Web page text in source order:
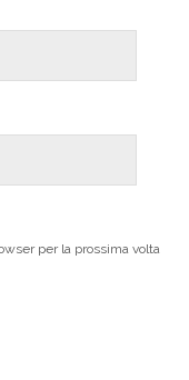
per la prossima volta